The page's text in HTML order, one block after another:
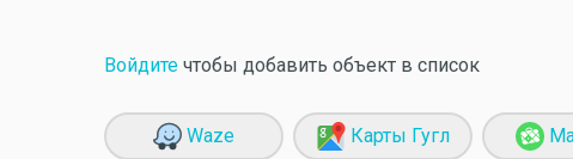
Войдите чтобы добавить объект в список
Waze Карты Гугл